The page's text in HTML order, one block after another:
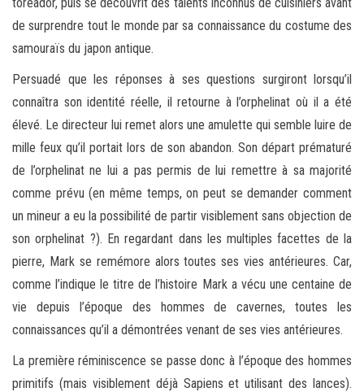
de surprendre tout le monde par sa connaissance du costume des
samouraïs du japon antique.
Persuadé que les réponses à ses questions surgiront lorsqu’il
connaîtra son identité réelle, il retourne à l’orphelinat où il a été
élevé. Le directeur lui remet alors une amulette qui semble luire de
mille feux qu’il portait lors de son abandon. Son départ prématuré
de l’orphelinat ne lui a pas permis de lui remettre à sa majorité
comme prévu (en même temps, on peut se demander comment
un mineur a eu la possibilité de partir visiblement sans objection de
son orphelinat ?). En regardant dans les multiples facettes de la
pierre, Mark se remémore alors toutes ses vies antérieures. Car,
comme l’indique le titre de l’histoire Mark a vécu une centaine de
vie depuis l’époque des hommes de cavernes, toutes les
connaissances qu’il a démontrées venant de ses vies antérieures.
La première réminiscence se passe donc à l’époque des hommes
primitifs (mais visiblement déjà Sapiens et utilisant des lances).